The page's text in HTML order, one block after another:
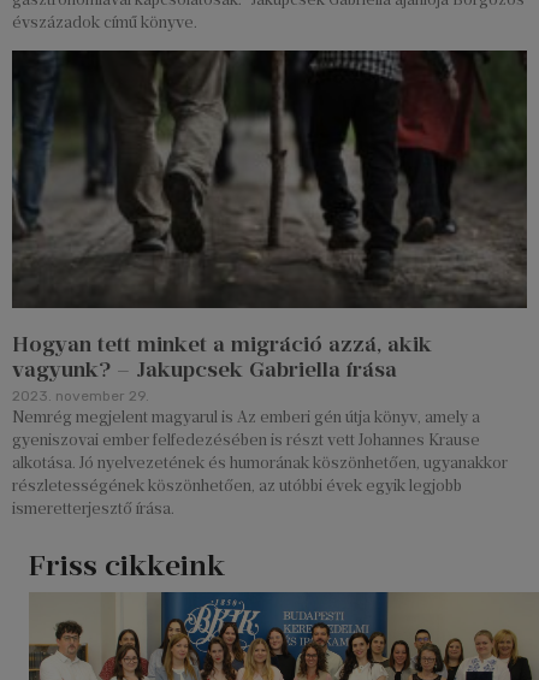
évszázadok című könyve.
Hogyan tett minket a migráció azzá, akik
vagyunk? – Jakupcsek Gabriella írása
2023. november 29.
Nemrég megjelent magyarul is Az emberi gén útja könyv, amely a
gyeniszovai ember felfedezésében is részt vett Johannes Krause
alkotása. Jó nyelvezetének és humorának köszönhetően, ugyanakkor
részletességének köszönhetően, az utóbbi évek egyik legjobb
ismeretterjesztő írása.
Friss cikkeink